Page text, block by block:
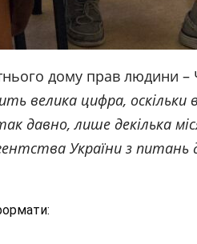
дому прав людини –
велика цифра,
давно, лише декілька
України з